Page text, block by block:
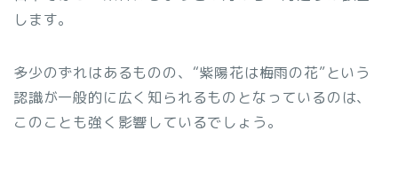
します。
多少のずれはあるものの、“紫陽花は梅雨の花”という
認識が一般的に広く知られるものとなっているのは、
このことも強く影響しているでしょう。